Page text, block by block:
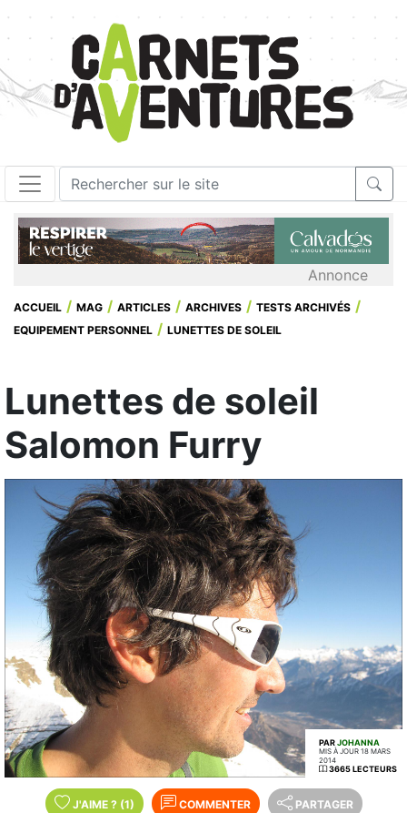
Annonce
ACCUEIL MAG ARTICLES ARCHIVES
TESTS ARCHIVÉS
EQUIPEMENT PERSONNEL
LUNETTES DE SOLEIL
Lunettes de soleil
Salomon Furry
PARJOHANNA
MIS À JOUR 18 MARS
2014
3665 LECTEURS
J'AIME ? (1) COMMENTER PARTAGER